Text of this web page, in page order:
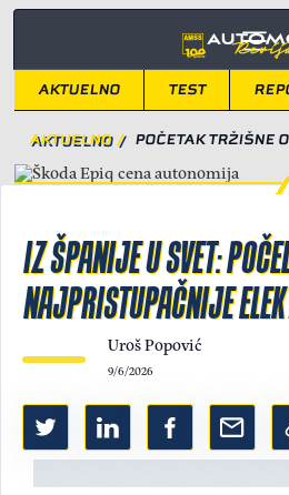
AKTUELNO TEST
AKTUELNO / POČETAK TRŽIŠNE
IZ ŠPANIJE U SVET:
NAJPRISTUPAČNIJE
Uroš Popović
9/6/2026